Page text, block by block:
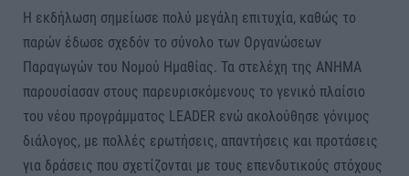
Η εκδήλωση σημείωσε πολύ μεγάλη επιτυχία, καθώς το
παρών έδωσε σχεδόν το σύνολο των Οργανώσεων
Παραγωγών του Νομού Ημαθίας. Τα στελέχη της ΑΝΗΜΑ
παρουσίασαν στους παρευρισκόμενους το γενικό πλαίσιο
του νέου προγράμματος LEADER ενώ ακολούθησε γόνιμος
διάλογος, με πολλές ερωτήσεις, απαντήσεις και προτάσεις
για δράσεις που σχετίζονται με τους επενδυτικούς στόχους